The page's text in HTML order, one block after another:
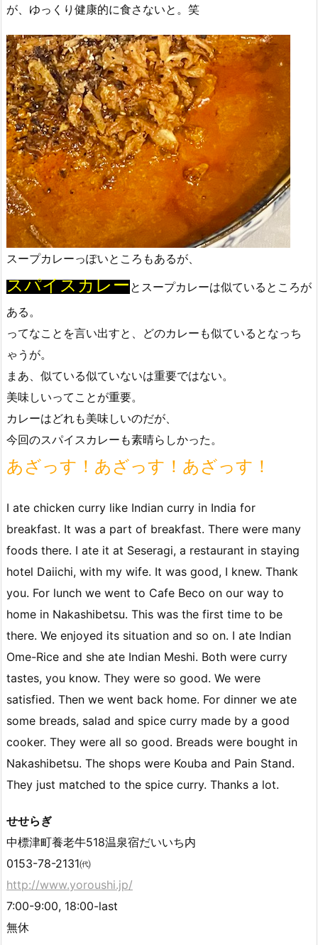
が、ゆっくり健康的に食さないと。笑
スープカレーっぽいところもあるが、
スパイスカレーとスープカレーは似ているところが
ある。
ってなことを言い出すと、どのカレーも似ているとなっち
ゃうが。
まあ、似ている似ていないは重要ではない。
美味しいってことが重要。
カレーはどれも美味しいのだが、
今回のスパイスカレーも素晴らしかった。
あざっす！あざっす！あざっす！
I ate chicken curry like Indian curry in India for
breakfast. It was a part of breakfast. There were many
foods there. I ate it at Seseragi, a restaurant in staying
hotel Daiichi, with my wife. It was good, I knew. Thank
you. For lunch we went to Cafe Beco on our way to
home in Nakashibetsu. This was the first time to be
there. We enjoyed its situation and so on. I ate Indian
Ome-Rice and she ate Indian Meshi. Both were curry
tastes, you know. They were so good. We were
satisfied. Then we went back home. For dinner we ate
some breads, salad and spice curry made by a good
cooker. They were all so good. Breads were bought in
Nakashibetsu. The shops were Kouba and Pain Stand.
They just matched to the spice curry. Thanks a lot.
せせらぎ
中標津町養老牛518温泉宿だいいち内
0153-78-2131㈹
http://www.yoroushi.jp/
7:00-9:00, 18:00-last
無休